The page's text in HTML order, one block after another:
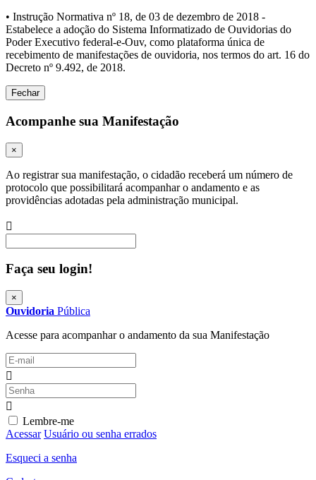
• Instrução Normativa nº 18, de 03 de dezembro de 2018 -
Estabelece a adoção do Sistema Informatizado de Ouvidorias do
Poder Executivo federal-e-Ouv, como plataforma única de
recebimento de manifestações de ouvidoria, nos termos do art. 16 do
Decreto nº 9.492, de 2018.
Fechar
Acompanhe sua Manifestação
×
Ao registrar sua manifestação, o cidadão receberá um número de
protocolo que possibilitará acompanhar o andamento e as
providências adotadas pela administração municipal.
Faça seu login!
×
Ouvidoria Pública
Acesse para acompanhar o andamento da sua Manifestação
Lembre-me
Acessar Usuário ou senha errados
Esqueci a senha